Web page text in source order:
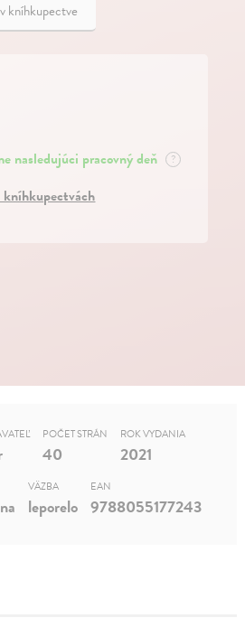
kníhkupectve
nasledujúci pracovný deň ?
kníhkupectvách
POČET STRÁN
40
ROK VYDANIA
2021
VÄZBA
leporelo
EAN
9788055177243